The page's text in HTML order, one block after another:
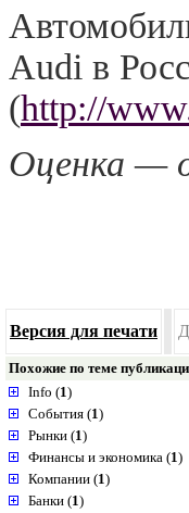
Audi в
(http://
Оценка —
Версия для печати
Похожие по теме
Info (1)
События (1)
Рынки (1)
Финансы и экономика (1)
Компании (1)
Банки (1)